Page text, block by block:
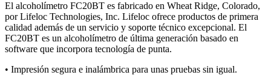
El alcoholímetro FC20BT es fabricado en Wheat Ridge, Colorado,
por Lifeloc Technologies, Inc. Lifeloc ofrece productos de primera
calidad además de un servicio y soporte técnico excepcional. El
FC20BT es un alcoholímetro de última generación basado en
software que incorpora tecnología de punta.
• Impresión segura e inalámbrica para unas pruebas sin igual.